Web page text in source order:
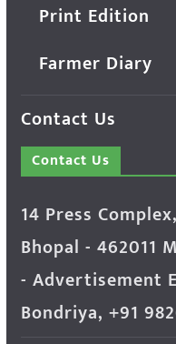
Print Edition
Farmer Diary
Contact Us
Contact Us
14 Press
Bhopal - 462011
- Advertisement
Bondriya, +91